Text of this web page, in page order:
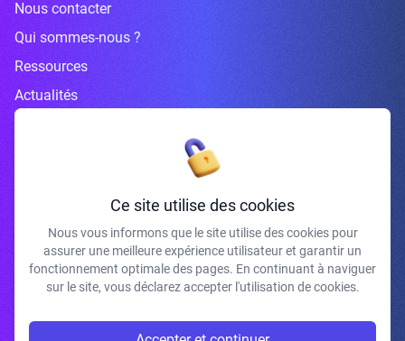
Nous contacter
Qui sommes-nous ?
Ressources
Actualités
Inscrivez-vous à la newsletter
J'accepte de recevoir vos e-mails et confirme avoir pris connaissance de
votre politique de confidentialité et mentions légales.
Ce site utilise des cookies
Nous vous informons que le site utilise des cookies pour
assurer une meilleure expérience utilisateur et garantir un
fonctionnement optimale des pages. En continuant à naviguer
sur le site, vous déclarez accepter l'utilisation de cookies.